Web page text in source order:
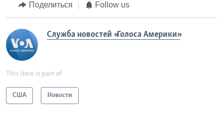
Поделиться Follow us
Служба новостей «Голоса Америки»
This item is part of
США Новости